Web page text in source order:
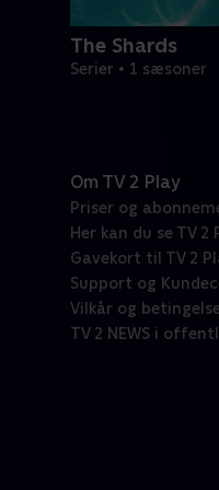
The Shards
Serier • 1 sæsoner
Om TV 2 Play
Priser og
Her kan du se TV 2
Gavekort til TV 2
Support og
Vilkår og
TV 2 NEWS i